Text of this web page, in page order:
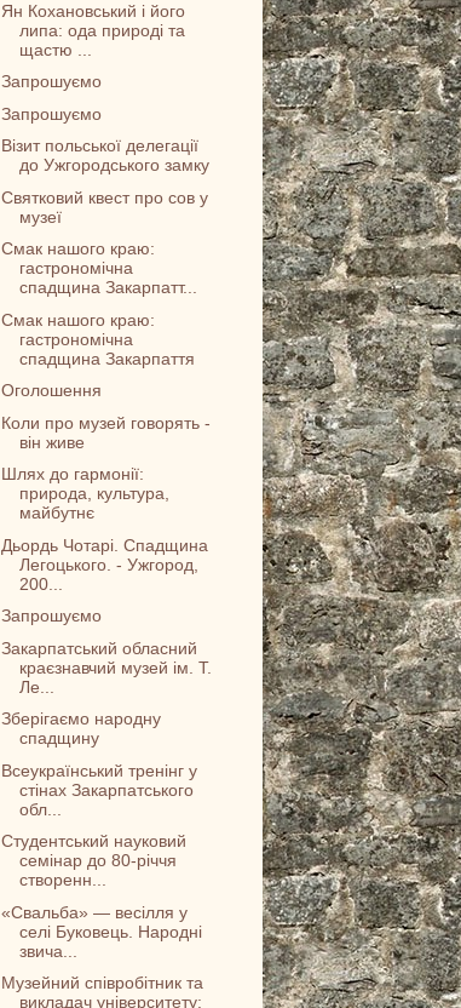
Ян Кохановський і його
липа: ода природі та
щастю ...
Запрошуємо
Запрошуємо
Візит польської делегації
до Ужгородського замку
Святковий квест про сов у
музеї
Смак нашого краю:
гастрономічна
спадщина Закарпатт...
Смак нашого краю:
гастрономічна
спадщина Закарпаття
Оголошення
Коли про музей говорять -
він живе
Шлях до гармонії:
природа, культура,
майбутнє
Дьордь Чотарі. Спадщина
Легоцького. - Ужгород,
200...
Запрошуємо
Закарпатський обласний
краєзнавчий музей ім. Т.
Ле...
Зберігаємо народну
спадщину
Всеукраїнський тренінг у
стінах Закарпатського
обл...
Студентський науковий
семінар до 80-річчя
створенн...
«Свальба» — весілля у
селі Буковець. Народні
звича...
Музейний співробітник та
викладач університету: